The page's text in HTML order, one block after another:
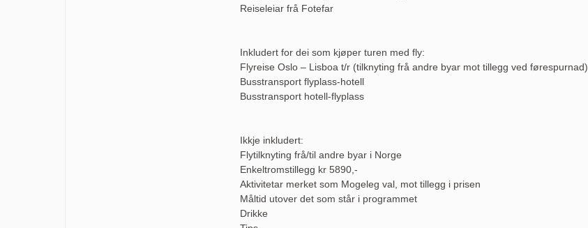
Reiseleiar frå Fotefar
Inkludert for dei som kjøper turen med fly:
Flyreise Oslo – Lisboa t/r (tilknyting frå andre byar mot tillegg ved førespurnad)
Busstransport flyplass-hotell
Busstransport hotell-flyplass
Ikkje inkludert:
Flytilknyting frå/til andre byar i Norge
Enkeltromstillegg kr 5890,-
Aktivitetar merket som Mogeleg val, mot tillegg i prisen
Måltid utover det som står i programmet
Drikke